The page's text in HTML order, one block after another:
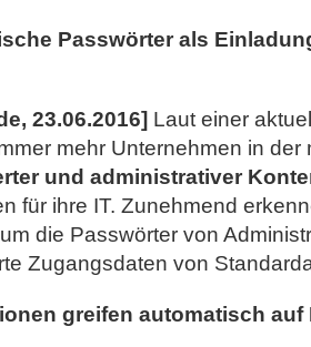
Passwörter als
23.06.2016] Laut einer
mehr Unternehmen in der
und administrativer
für ihre IT. Zunehmend
die Passwörter von
Zugangsdaten von
greifen automatisch auf